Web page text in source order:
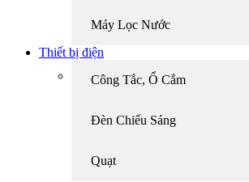
Máy Lọc Nước
Thiết bị điện
Công Tắc, Ổ Cắm
Đèn Chiếu Sáng
Quạt